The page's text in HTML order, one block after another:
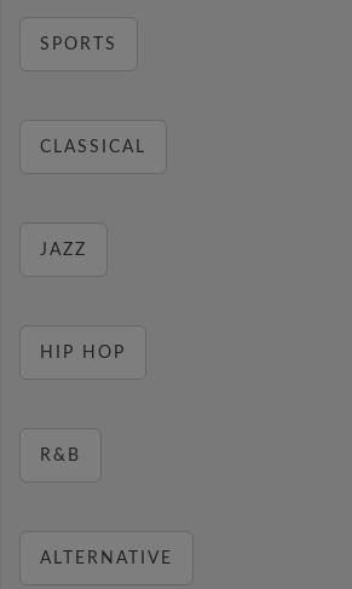
SPORTS
CLASSICAL
JAZZ
HIP HOP
R&B
ALTERNATIVE